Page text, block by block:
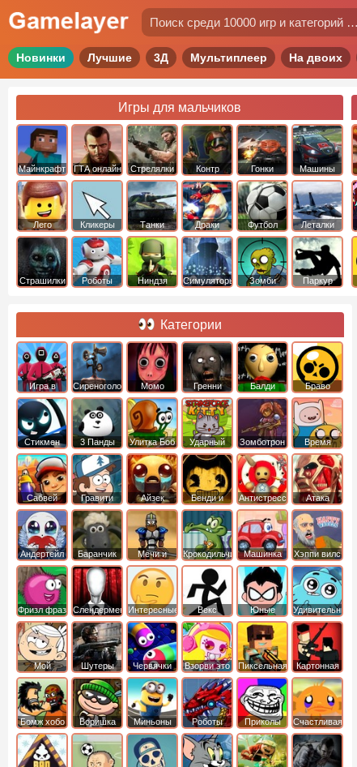
Новинки Лучшие 3Д Мультиплеер На двоих
Игры для мальчиков
Майнкрафт ГТА онлайн Стрелялки
Контр
Страйк
Гонки Машины
Лего Кликеры Танки Драки Футбол Леталки
Страшилки Роботы Ниндзя Симуляторы Зомби Паркур
Категории
Игра в
Кальмара
Сиреноголовый Момо Гренни Балди
Браво
Старс
Стикмен 3 Панды Улитка Боб
Ударный
отряд котят
Зомботрон
Время
Приключений
Сабвей
Серф
Гравити
Фолз
Айзек
Бенди и
Чернильная
машина
Антистресс
Атака
Титанов
Андертейл
Баранчик
Шон
Мечи и
Сандали
Крокодильчик
Свомпи
Машинка
Вилли
Хэппи вилс
Фризл фраз Слендермен Интересные Векс
Юные
титаны
вперед
Удивительный
мир
Гамбола
Мой
шумный
дом
Шутеры Червячки Взорви это
Пиксельная
война
Картонная
башка
Бомж хобо
Воришка
боб
Миньоны
Роботы
динозавры
Приколы
Счастливая
обезьянка